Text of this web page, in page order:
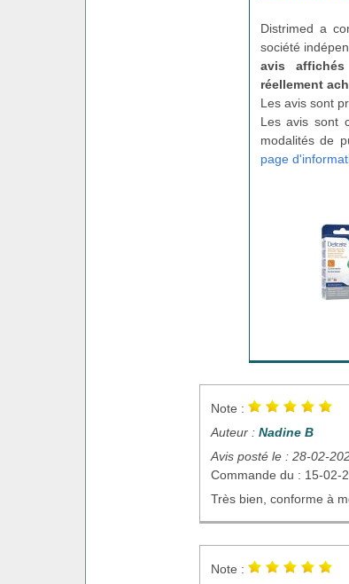
Distrimed a
société
avis
réellement
Les avis sont
Les avis sont
modalités de
page
Note :
Auteur : Nadine B
Avis posté le : 28-02-
Commande du : 15-02-
Très bien, conforme à
Note :